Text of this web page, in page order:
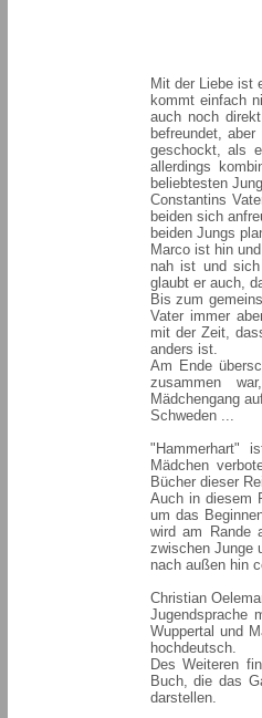
Mit der Liebe ist
kommt einfach
auch noch
befreundet,
geschockt, als
allerdings
beliebtesten
Constantins
beiden sich
beiden Jungs
Marco ist hin
nah ist und
glaubt er auch,
Bis zum
Vater immer
mit der Zeit,
anders ist.
Am Ende
zusammen
Mädchengang
Schweden ...
"Hammerhart"
Mädchen
Bücher dieser
Auch in diesem
um das
wird am Rande
zwischen Junge
nach außen hin
Christian
Jugendsprache
Wuppertal und
hochdeutsch.
Des Weiteren
Buch, die das
darstellen.